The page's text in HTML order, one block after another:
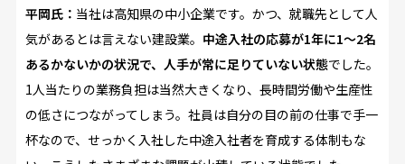
平岡氏： 当社は高知県の中小企業です。かつ、就職先として人
気があるとは言えない建設業。 中途入社の応募が1年に1～2名
あるかないかの状況で、人手が常に足りていない状態でした。
1人当たりの業務負担は当然大きくなり、長時間労働や生産性
の低さにつながってしまう。社員は自分の目の前の仕事で手一
杯なので、せっかく入社した中途入社者を育成する体制もな